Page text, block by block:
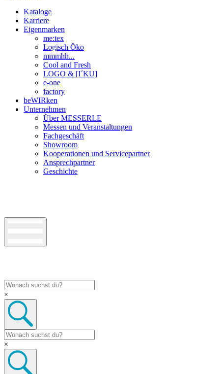
Kataloge
Karriere
Eigenmarken
me:tex
Logisch Öko
mmmhh...
Cool and Fresh
LOGO & [I´KU]
e-one
factory
beWIRken
Unternehmen
Über MESSERLE
Messen und Veranstaltungen
Fachgeschäft
Showroom
Kooperationen und Servicepartner
Ansprechpartner
Geschichte
×
×